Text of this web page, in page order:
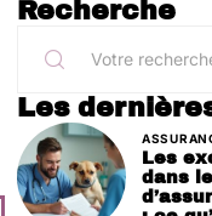
Recherche
Les
Les
dans